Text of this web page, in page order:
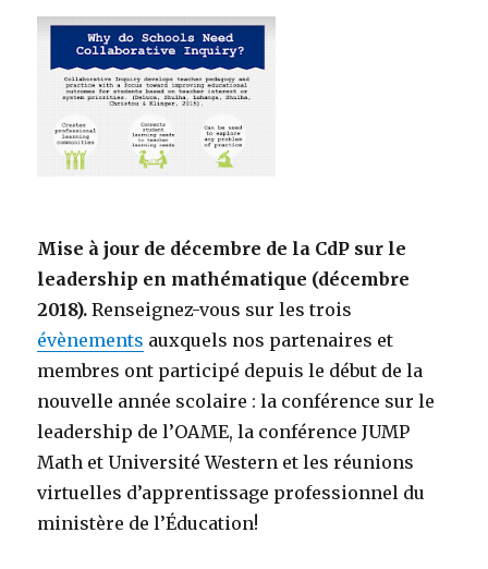
Mise à jour de décembre de la CdP sur le
leadership en mathématique (décembre
2018).Renseignez-vous sur les trois
évènements auxquels nos partenaires et
membres ont participé depuis le début de la
nouvelle année scolaire : la conférence sur le
leadership de l’OAME, la conférence JUMP
Math et Université Western et les réunions
virtuelles d’apprentissage professionnel du
ministère de l’Éducation!